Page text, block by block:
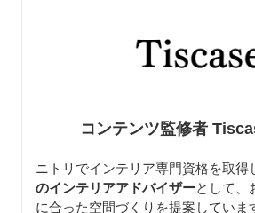
コンテンツ監修者
ニトリでインテリア専門資格を取得
のインテリアアドバイザーとして、
に合った空間づくりを提案していま